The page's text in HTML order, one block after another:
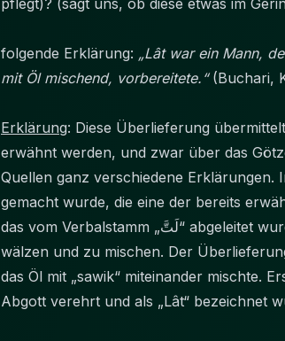
pflegt)? (sagt uns, ob diese etwas im
folgende Erklärung: „Lât war ein Mann,
mit Öl mischend, vorbereitete.“(Buchari,
Erklärung: Diese Überlieferung
erwähnt werden, und zwar über das
Quellen ganz verschiedene
gemacht wurde, die eine der bereits
das vom Verbalstamm „لَتَّ“ abgeleitet
wälzen und zu mischen. Der
das Öl mit „sawik“ miteinander mischte.
Abgott verehrt und als „Lât“ bezeichnet